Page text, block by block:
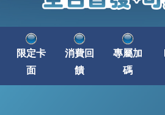
限定卡
面
消費回
饋
專屬加
碼